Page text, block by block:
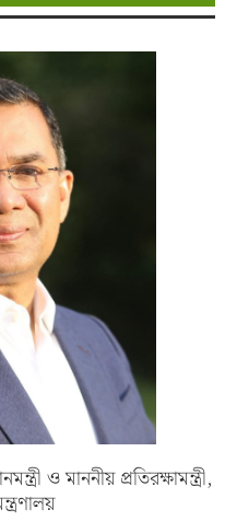
ও মাননীয় প্রতিরক্ষামন্ত্রী,